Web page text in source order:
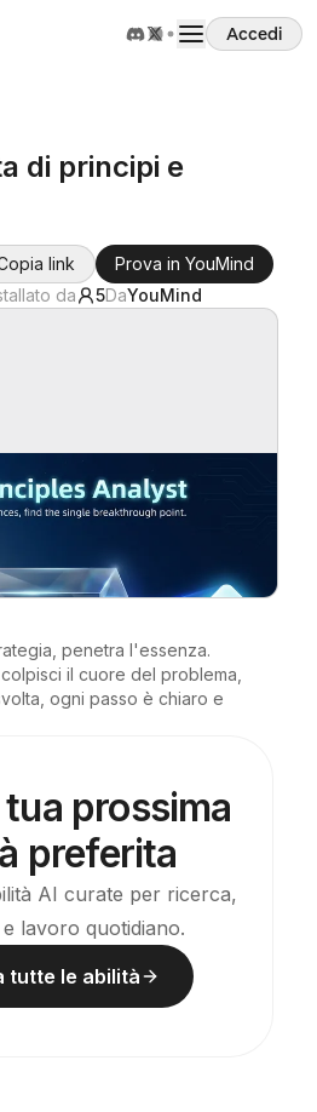
Accedi
di principi e
link
Prova in YouMind
da 5DaYouMind
penetra l'essenza.
il cuore del problema,
ogni passo è chiaro e
prossima
preferita
AI curate per ricerca,
lavoro quotidiano.
tutte le abilità